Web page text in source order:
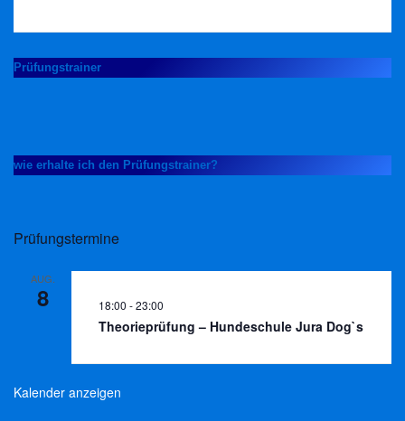
Prüfungstrainer
wie erhalte ich den Prüfungstrainer?
Prüfungstermine
AUG.
8 18:00 -23:00
Theorieprüfung – Hundeschule Jura Dog`s
Kalender anzeigen